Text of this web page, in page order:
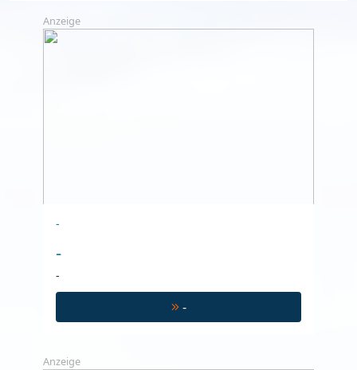
Anzeige
-
-
-
-
Anzeige